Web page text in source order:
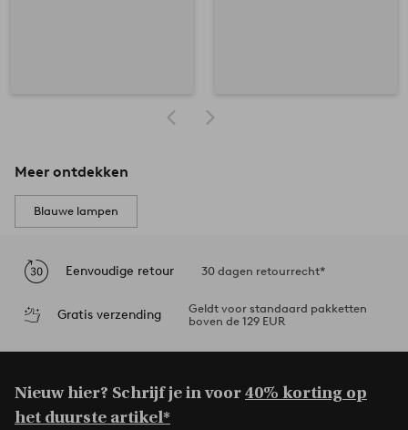
Meer ontdekken
Blauwe lampen
Eenvoudige retour 30 dagen retourrecht*
Gratis verzending
Geldt voor standaard pakketten
boven de 129 EUR
Nieuw hier? Schrijf je in voor40% korting op
het duurste artikel*